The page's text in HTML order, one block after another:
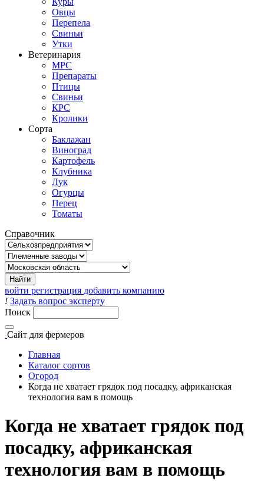
Овцы
Перепела
Свиньи
Утки
Ветеринария
МРС
Препараты
Птицы
Свиньи
КРС
Кролики
Сорта
Баклажан
Виноград
Картофель
Клубника
Лук
Огурцы
Перец
Томаты
Справочник
войти регистрация добавить компанию
! Задать вопрос эксперту
Поиск
Сайт для фермеров
Главная
Каталог сортов
Огород
Когда не хватает грядок под посадку, африканская
технология вам в помощь
Когда не хватает грядок под
посадку, африканская
технология вам в помощь